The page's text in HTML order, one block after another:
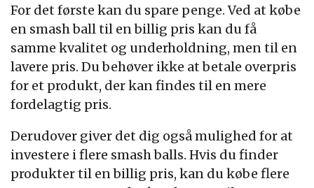
For det første kan du spare penge. Ved at købe
en smash ball til en billig pris kan du få
samme kvalitet og underholdning, men til en
lavere pris. Du behøver ikke at betale overpris
for et produkt, der kan findes til en mere
fordelagtig pris.
Derudover giver det dig også mulighed for at
investere i flere smash balls. Hvis du finder
produkter til en billig pris, kan du købe flere